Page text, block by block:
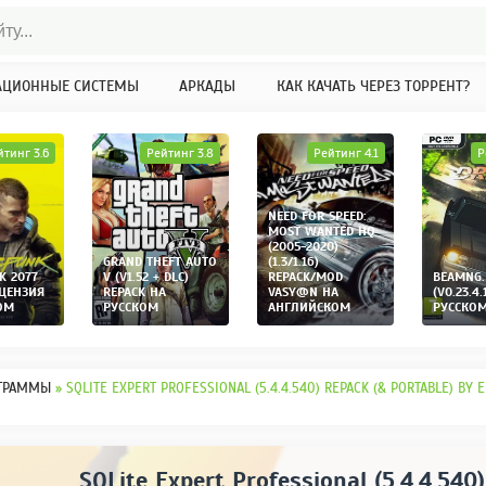
СИСТЕМЫ АРКАДЫ КАК КАЧАТЬ ЧЕРЕЗ ТОРРЕНТ?
2077
3.6
GRAND THEFT AUTO
V (V1.52 + DLC)
REPACK НА
РУССКОМ
Рейтинг 3.8
NEED FOR SPEED:
MOST WANTED HQ
(2005-2020)
(1.3/1.16)
REPACK/MOD
VASY@N НА
АНГЛИЙСКОМ
Рейтинг 4.1
» SQLITE EXPERT PROFESSIONAL (5.4.4.540) REPACK (& PORTABLE) BY
SQLite Expert Professional